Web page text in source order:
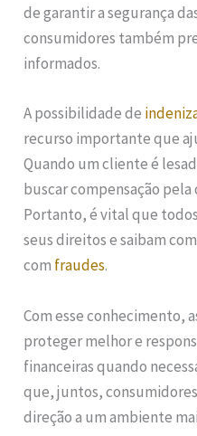
de garantir a segurança
consumidores também
informados.
A possibilidade de
recurso importante que
Quando um cliente é
buscar compensação
Portanto, é vital que
seus direitos e saibam
com fraudes.
Com esse conhecimento,
proteger melhor e
financeiras quando
que, juntos,
direção a um ambiente